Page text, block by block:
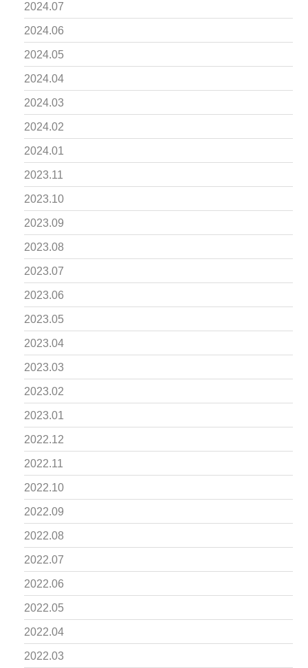
2024.07
2024.06
2024.05
2024.04
2024.03
2024.02
2024.01
2023.11
2023.10
2023.09
2023.08
2023.07
2023.06
2023.05
2023.04
2023.03
2023.02
2023.01
2022.12
2022.11
2022.10
2022.09
2022.08
2022.07
2022.06
2022.05
2022.04
2022.03